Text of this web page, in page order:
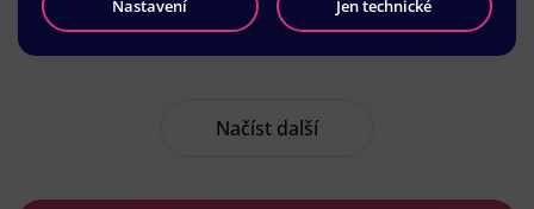
Načíst další
Nastavení Jen technické